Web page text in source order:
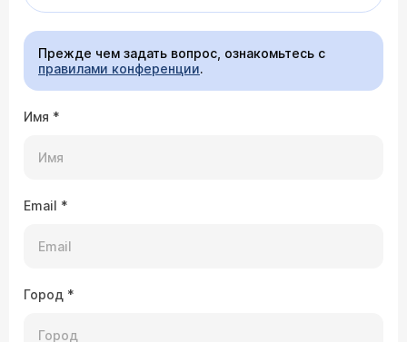
Прежде чем задать вопрос, ознакомьтесь с
правилами конференции.
Имя *
Email *
Город *